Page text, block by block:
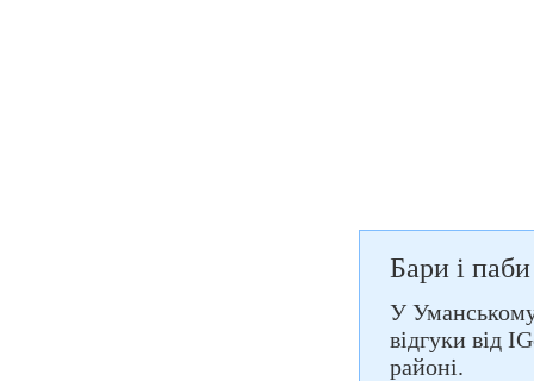
Бари і
У Уманському
відгуки від
районі.